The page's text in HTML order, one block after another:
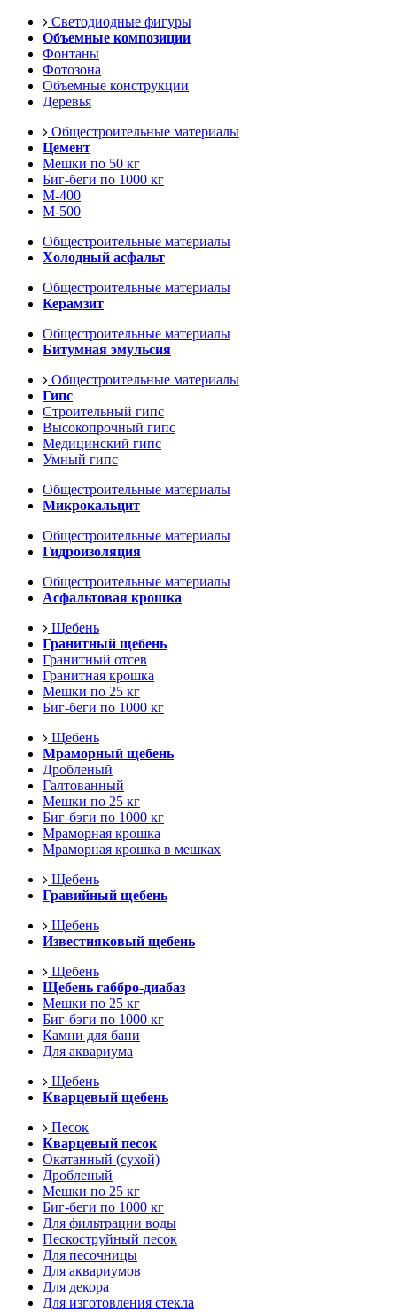
Светодиодные фигуры
Объемные композиции
Фонтаны
Фотозона
Объемные конструкции
Деревья
Общестроительные материалы
Цемент
Мешки по 50 кг
Биг-беги по 1000 кг
М-400
М-500
Общестроительные материалы
Холодный асфальт
Общестроительные материалы
Керамзит
Общестроительные материалы
Битумная эмульсия
Общестроительные материалы
Гипс
Строительный гипс
Высокопрочный гипс
Медицинский гипс
Умный гипс
Общестроительные материалы
Микрокальцит
Общестроительные материалы
Гидроизоляция
Общестроительные материалы
Асфальтовая крошка
Щебень
Гранитный щебень
Гранитный отсев
Гранитная крошка
Мешки по 25 кг
Биг-беги по 1000 кг
Щебень
Мраморный щебень
Дробленый
Галтованный
Мешки по 25 кг
Биг-бэги по 1000 кг
Мраморная крошка
Мраморная крошка в мешках
Щебень
Гравийный щебень
Щебень
Известняковый щебень
Щебень
Щебень габбро-диабаз
Мешки по 25 кг
Биг-бэги по 1000 кг
Камни для бани
Для аквариума
Щебень
Кварцевый щебень
Песок
Кварцевый песок
Окатанный (сухой)
Дробленый
Мешки по 25 кг
Биг-беги по 1000 кг
Для фильтрации воды
Пескоструйный песок
Для песочницы
Для аквариумов
Для декора
Для изготовления стекла